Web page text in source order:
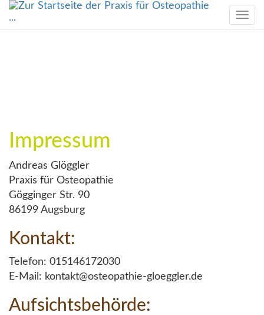
Impressum
Andreas Glöggler
Praxis für Osteopathie
Gögginger Str. 90
86199 Augsburg
Kontakt:
Telefon: 015146172030
E-Mail: kontakt@osteopathie-gloeggler.de
Aufsichtsbehörde: